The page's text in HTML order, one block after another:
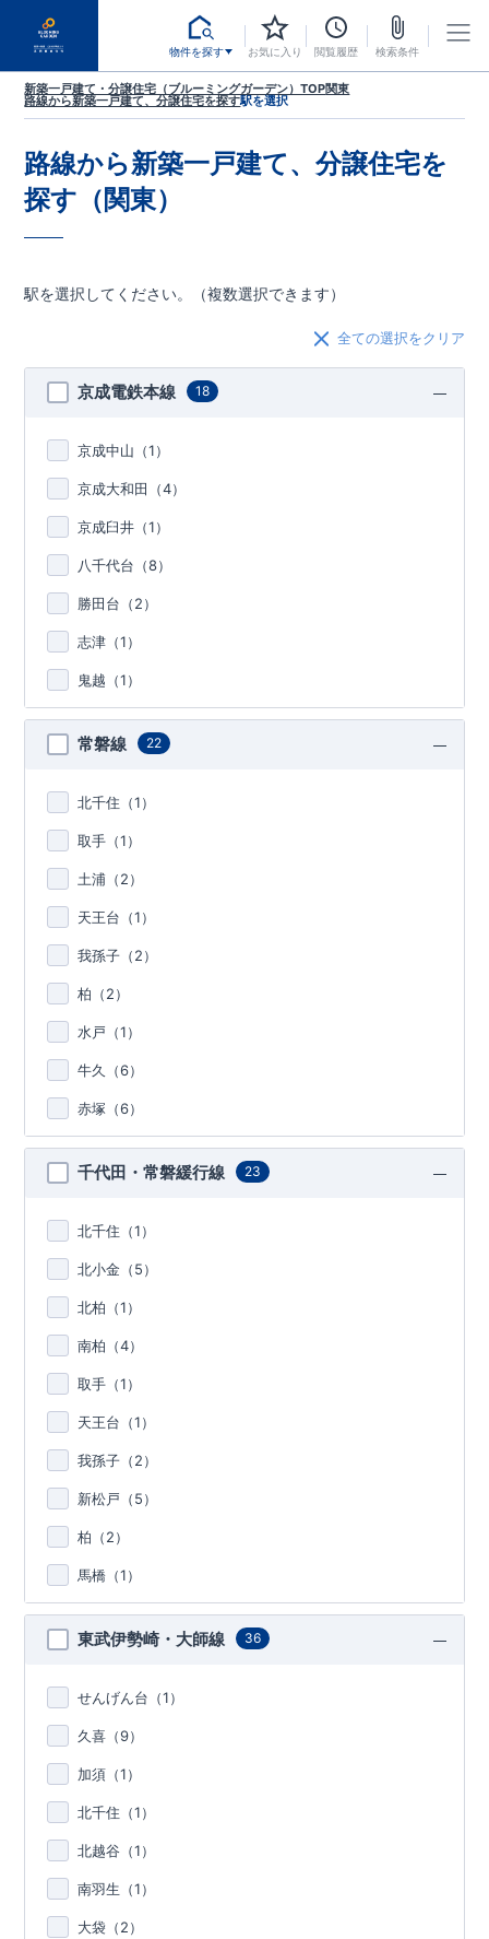
物件を探す お気に入り 閲覧履歴 検索条件
新築一戸建て・分譲住宅（ブルーミングガーデン）TOP関東
路線から新築一戸建て、分譲住宅を探す駅を選択
路線から新築一戸建て、分譲住宅を
探す（関東）
駅を選択してください。（複数選択できます）
全ての選択をクリア
京成電鉄本線 18
京成中山（1）
京成大和田（4）
京成臼井（1）
八千代台（8）
勝田台（2）
志津（1）
鬼越（1）
常磐線 22
北千住（1）
取手（1）
土浦（2）
天王台（1）
我孫子（2）
柏（2）
水戸（1）
牛久（6）
赤塚（6）
千代田・常磐緩行線 23
北千住（1）
北小金（5）
北柏（1）
南柏（4）
取手（1）
天王台（1）
我孫子（2）
新松戸（5）
柏（2）
馬橋（1）
東武伊勢崎・大師線 36
せんげん台（1）
久喜（9）
加須（1）
北千住（1）
北越谷（1）
南羽生（1）
大袋（2）